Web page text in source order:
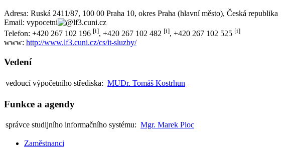
Adresa: Ruská 2411/87, 100 00 Praha 10, okres Praha (hlavní město), Česká republika
Email: vypocetni
lf3.cuni.cz
Telefon: +420 267 102 196 [i], +420 267 102 482 [i], +420 267 102 525 [i]
www: http://www.lf3.cuni.cz/cs/it-sluzby/
Vedení
vedoucí výpočetního střediska: MUDr. Tomáš Kostrhun
Funkce a agendy
správce studijního informačního systému: Mgr. Marek Ploc
Zaměstnanci